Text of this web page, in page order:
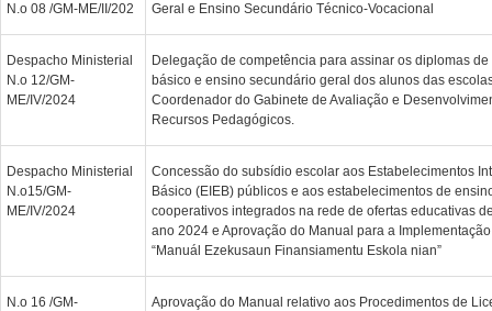
N.o 08 /GM-ME/II/202
Geral e Ensino Secundário Técnico-Vocacional
Despacho Ministerial
N.o 12/GM-
ME/IV/2024
Delegação de competência para assinar os diplomas
básico e ensino secundário geral dos alunos das
Coordenador do Gabinete de Avaliação e
Recursos Pedagógicos.
Despacho Ministerial
N.o15/GM-
ME/IV/2024
Concessão do subsídio escolar aos Estabelecimentos
Básico (EIEB) públicos e aos estabelecimentos de
cooperativos integrados na rede de ofertas educativas
ano 2024 e Aprovação do Manual para a
“Manuál Ezekusaun Finansiamentu Eskola nian”
N.o 16 /GM-
Aprovação do Manual relativo aos Procedimentos de